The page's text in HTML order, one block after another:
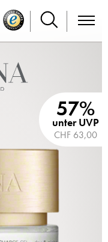
57%
unter UVP
CHF 63,00